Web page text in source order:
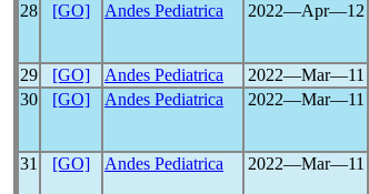
28
[GO] Andes Pediatrica 2022―Apr―12
29
[GO] Andes Pediatrica 2022―Mar―11
30
[GO] Andes Pediatrica 2022―Mar―11
31 [GO] Andes Pediatrica 2022―Mar―11